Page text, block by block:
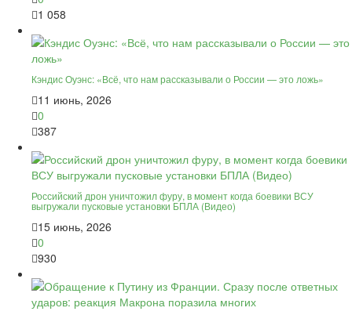
1 058
Кэндис Оуэнс: «Всё, что нам рассказывали о России — это ложь»
11 июнь, 2026
0
387
Российский дрон уничтожил фуру, в момент когда боевики ВСУ
выгружали пусковые установки БПЛА (Видео)
15 июнь, 2026
0
930